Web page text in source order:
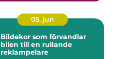
05. jun
Bildekor som förvandlar
bilen till en rullande
reklampelare